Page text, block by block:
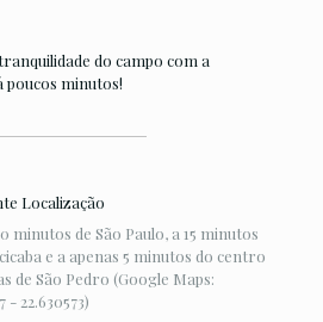
do campo com a
poucos minutos!
Localização
minutos de São Paulo, a 15 minutos
e a apenas 5 minutos do centro
de São Pedro (Google Maps:
- 22.630573)